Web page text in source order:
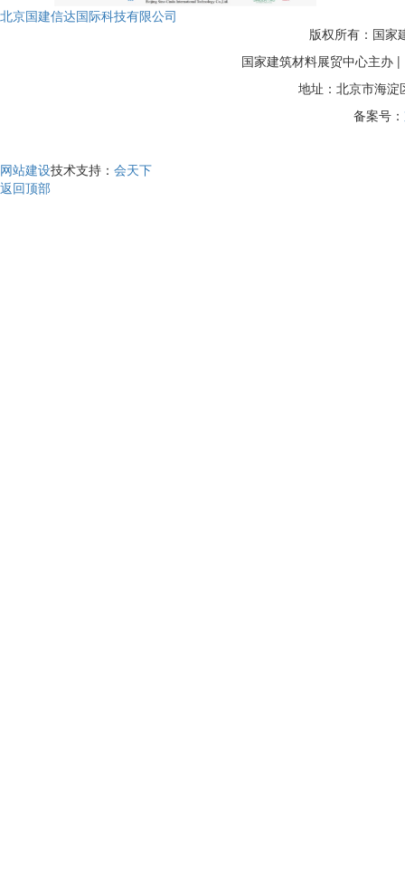
北京国建信达国际科技有限公司
版权所有：国
国家建筑材料展贸中心主办
地址：北京市海
备案号：
网站建设技术支持： 会天下
返回顶部